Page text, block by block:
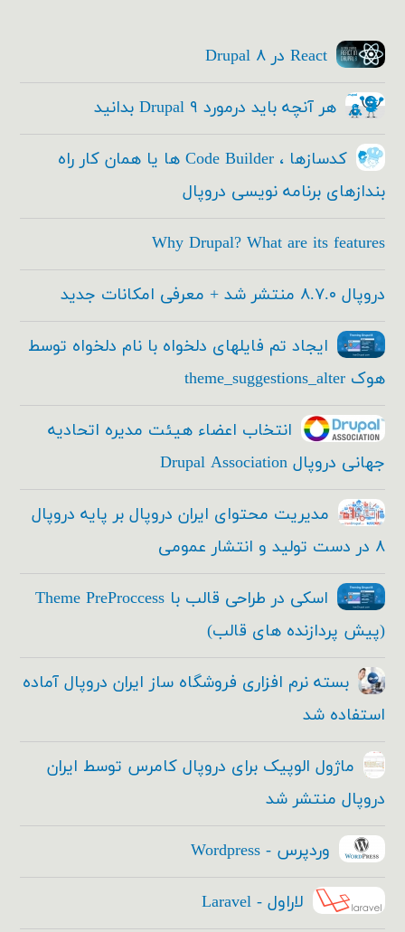
React در Drupal ۸
هر آنچه باید درمورد Drupal ۹ بدانید
کدسازها ، Code Builder ها یا همان کار راه
بندازهای برنامه نویسی دروپال
Why Drupal? What are its features
دروپال ۸.۷.۰ منتشر شد + معرفی امکانات جدید
ایجاد تم فایلهای دلخواه با نام دلخواه توسط
هوک theme_suggestions_alter
انتخاب اعضاء هیئت مدیره اتحادیه
جهانی دروپال Drupal Association
مدیریت محتوای ایران دروپال بر پایه دروپال
۸ در دست تولید و انتشار عمومی
اسکی در طراحی قالب با Theme PreProccess
(پیش پردازنده های قالب)
بسته نرم افزاری فروشگاه ساز ایران دروپال آماده
استفاده شد
ماژول الوپیک برای دروپال کامرس توسط ایران
دروپال منتشر شد
وردپرس - Wordpress
لاراول - Laravel